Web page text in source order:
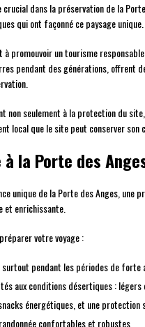
crucial dans la préservation de la
qui ont façonné ce paysage unique.
promouvoir un tourisme
pendant des générations, offrent
non seulement à la protection du
local que le site peut conserver
la Porte des
unique de la Porte des Anges,
et enrichissante.
votre voyage :
surtout pendant les périodes de forte
aux conditions désertiques :
énergétiques, et une protection
confortables et robustes